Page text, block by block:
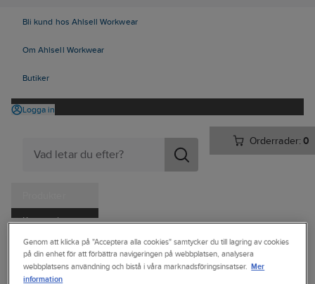
Bli kund hos Ahlsell Workwear
Om Ahlsell Workwear
Butiker
Logga in
Orderrader:0
Kampanjer
Tjänster
Kataloger
Ahlsell Produkter Personligt skydd Kläder
Jackor
Jackor Mellanlager
Genom att klicka på "Acceptera alla cookies" samtycker du till lagring av cookies
på din enhet för att förbättra navigeringen på webbplatsen, analysera
webbplatsens användning och bistå i våra marknadsföringsinsatser. Mer
information